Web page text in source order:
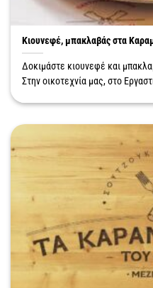
Κιουνεφέ, μπακλαβάς στα
Δοκιμάστε κιουνεφέ και
Στην οικοτεχνία μας, στο